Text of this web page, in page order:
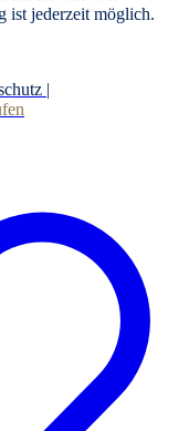
ist jederzeit möglich.
|